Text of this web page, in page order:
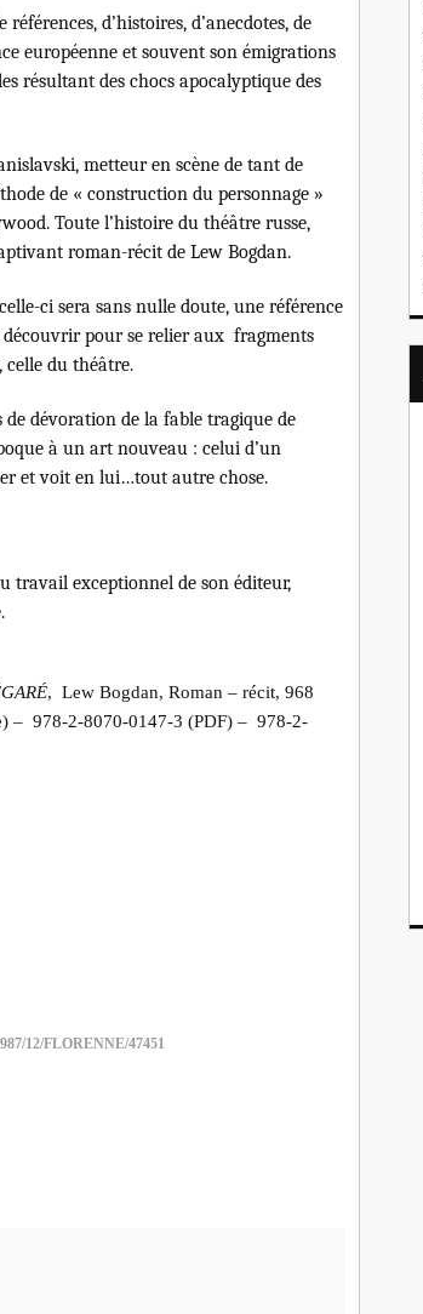
d’histoires, d’anecdotes, de
européenne et souvent son émigrations
résultant des chocs apocalyptique des
metteur en scène de tant de
de « construction du personnage »
Toute l’histoire du théâtre russe,
roman-récit de Lew Bogdan.
ci sera sans nulle doute, une référence
pour se relier aux fragments
celle du théâtre.
de dévoration de la fable tragique de
à un art nouveau : celui d’un
et voit en lui…tout autre chose.
travail exceptionnel de son éditeur,
, Lew Bogdan, Roman – récit, 968
– 978-2-8070-0147-3 (PDF) – 978-2-
12/FLORENNE/47451